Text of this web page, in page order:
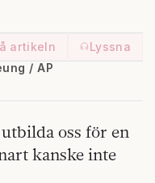
artikeln
Lyssna
/ AP
oss för en
kanske inte